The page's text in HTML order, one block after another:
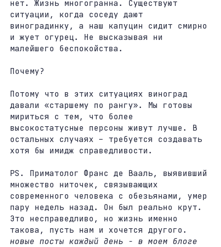
нет. Жизнь многогранна. Существуют
ситуации, когда соседу дают
виноградинку, а наш капуцин сидит смирно
и жует огурец. Не высказывая ни
малейшего беспокойства.
Почему?
Потому что в этих ситуациях виноград
давали «старшему по рангу». Мы готовы
мириться с тем, что более
высокостатусные персоны живут лучше. В
остальных случаях – требуется создавать
хотя бы имидж справедливости.
PS. Приматолог Франс де Вааль, выявивший
множество ниточек, связывающих
современного человека с обезьянами, умер
пару недель назад. Он был реально крут.
Это несправедливо, но жизнь именно
такова, пусть нам и хочется другого.
новые посты каждый день - в моем блоге